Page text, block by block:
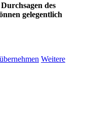
des
gelegentlich
Weitere